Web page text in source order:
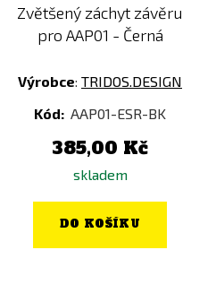
Zvětšený záchyt závěru
pro AAP01 - Černá
Výrobce: TRIDOS.DESIGN
Kód: AAP01-ESR-BK
385,00 Kč
skladem
DO KOŠÍKU